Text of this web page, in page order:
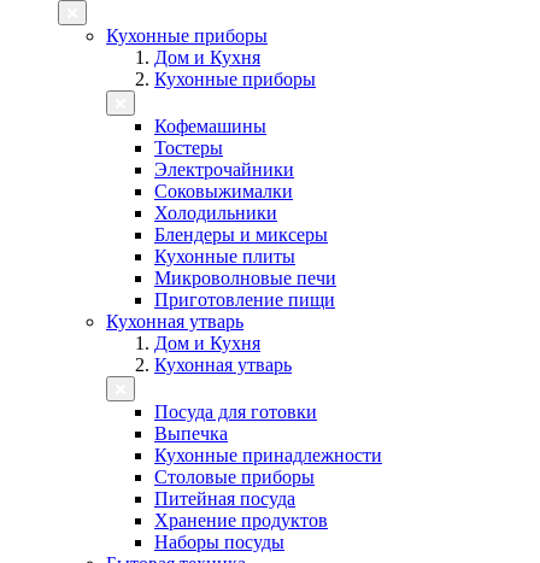
Кухонные приборы
Дом и Кухня
Кухонные приборы
Кофемашины
Тостеры
Электрочайники
Соковыжималки
Холодильники
Блендеры и миксеры
Кухонные плиты
Микроволновые печи
Приготовление пищи
Кухонная утварь
Дом и Кухня
Кухонная утварь
Посуда для готовки
Выпечка
Кухонные принадлежности
Столовые приборы
Питейная посуда
Хранение продуктов
Наборы посуды